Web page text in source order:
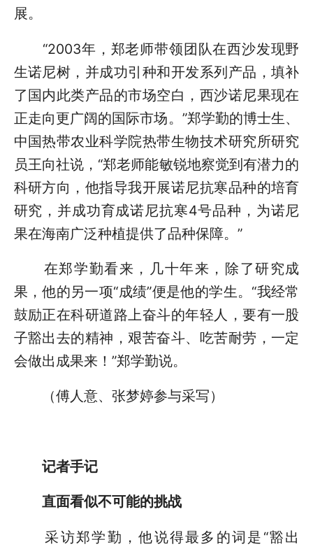
展。
“2003年，郑老师带领团队在西沙发现野
生诺尼树，并成功引种和开发系列产品，填补
了国内此类产品的市场空白，西沙诺尼果现在
正走向更广阔的国际市场。”郑学勤的博士生、
中国热带农业科学院热带生物技术研究所研究
员王向社说，“郑老师能敏锐地察觉到有潜力的
科研方向，他指导我开展诺尼抗寒品种的培育
研究，并成功育成诺尼抗寒4号品种，为诺尼
果在海南广泛种植提供了品种保障。”
在郑学勤看来，几十年来，除了研究成
果，他的另一项“成绩”便是他的学生。“我经常
鼓励正在科研道路上奋斗的年轻人，要有一股
子豁出去的精神，艰苦奋斗、吃苦耐劳，一定
会做出成果来！”郑学勤说。
（傅人意、张梦婷参与采写）
记者手记
直面看似不可能的挑战
采访郑学勤，他说得最多的词是“豁出